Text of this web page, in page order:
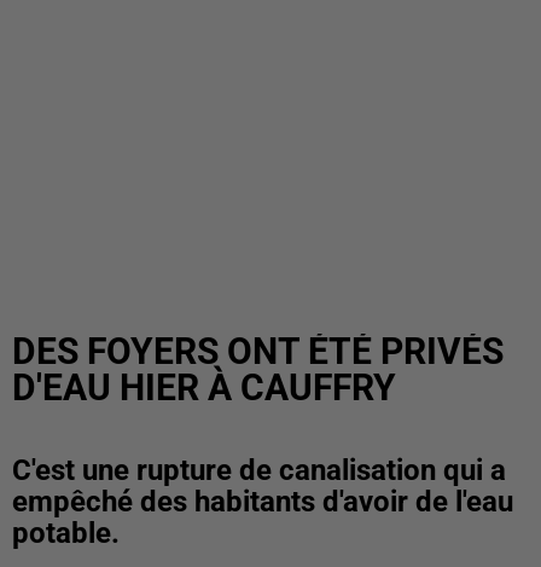
DES FOYERS ONT ÉTÉ PRIVÉS
D'EAU HIER À CAUFFRY
C'est une rupture de canalisation qui a
empêché des habitants d'avoir de l'eau
potable.